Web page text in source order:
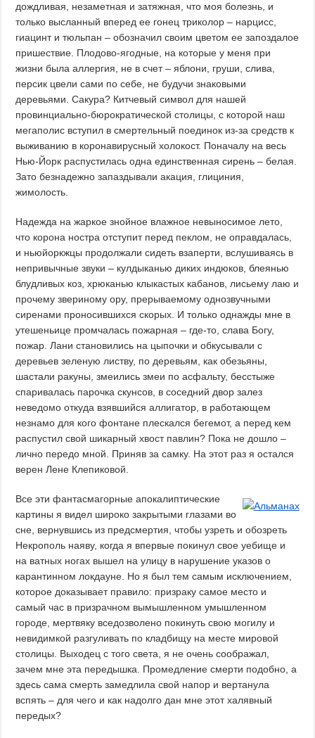
дождливая, незаметная и затяжная, что моя болезнь, и
только высланный вперед ее гонец триколор – нарцисс,
гиацинт и тюльпан – обозначил своим цветом ее запоздалое
пришествие. Плодово-ягодные, на которые у меня при
жизни была аллергия, не в счет – яблони, груши, слива,
персик цвели сами по себе, не будучи знаковыми
деревьями. Сакура? Китчевый символ для нашей
провинциально-бюрократической столицы, с которой наш
мегаполис вступил в смертельный поединок из-за средств к
выживанию в коронавирусный холокост. Поначалу на весь
Нью-Йорк распустилась одна единственная сирень – белая.
Зато безнадежно запаздывали акация, глициния,
жимолость.
Надежда на жаркое знойное влажное невыносимое лето,
что корона ностра отступит перед пеклом, не оправдалась,
и ньюйоркжцы продолжали сидеть взаперти, вслушиваясь в
непривычные звуки – кулдыканью диких индюков, блеянью
блудливых коз, хрюканью клыкастых кабанов, лисьему лаю и
прочему звериному ору, прерываемому однозвучными
сиренами проносившихся скорых. И только однажды мне в
утешеньице промчалась пожарная – где-то, слава Богу,
пожар. Лани становились на цыпочки и обкусывали с
деревьев зеленую листву, по деревьям, как обезьяны,
шастали ракуны, змеились змеи по асфальту, бесстыже
спаривалась парочка скунсов, в соседний двор залез
неведомо откуда взявшийся аллигатор, в работающем
незнамо для кого фонтане плескался бегемот, а перед кем
распустил свой шикарный хвост павлин? Пока не дошло –
лично передо мной. Приняв за самку. На этот раз я остался
верен Лене Клепиковой.
Все эти фантасмагорные апокалиптические
картины я видел широко закрытыми глазами во
сне, вернувшись из предсмертия, чтобы узреть и обозреть
Некрополь наяву, когда я впервые покинул свое уебище и
на ватных ногах вышел на улицу в нарушение указов о
карантинном локдауне. Но я был тем самым исключением,
которое доказывает правило: призраку самое место и
самый час в призрачном вымышленном умышленном
городе, мертвяку вседозволено покинуть свою могилу и
невидимкой разгуливать по кладбищу на месте мировой
столицы. Выходец с того света, я не очень соображал,
зачем мне эта передышка. Промедление смерти подобно, а
здесь сама смерть замедлила свой напор и вертанула
вспять – для чего и как надолго дан мне этот халявный
передых?